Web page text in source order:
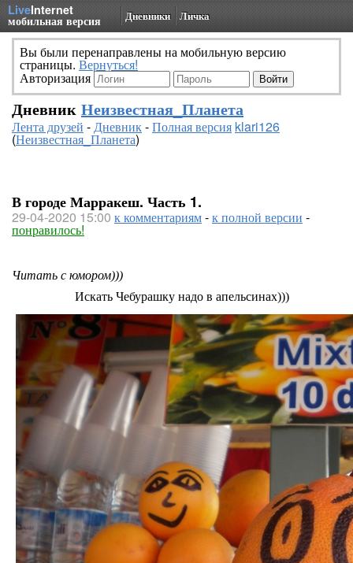
LiveInternet
мобильная версия Дневники Личка
Вы были перенаправлены на мобильную версию
страницы. Вернуться!
Авторизация
Дневник Неизвестная_Планета
Лента друзей -Дневник-Полная версия klari126
(Неизвестная_Планета)
В городе Марракеш. Часть 1.
29-04-2020 15:00 к комментариям-к полной версии -
понравилось!
Читать с юмором)))
Искать Чебурашку надо в апельсинах)))